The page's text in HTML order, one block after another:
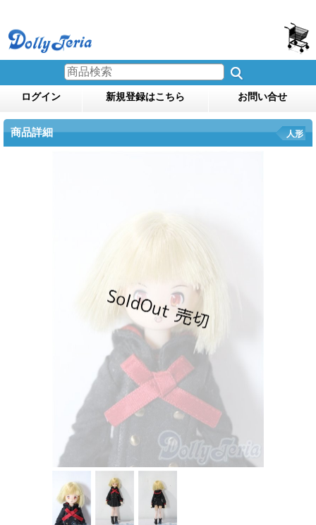
ログイン 新規登録はこちら お問い合せ
商品詳細 人形